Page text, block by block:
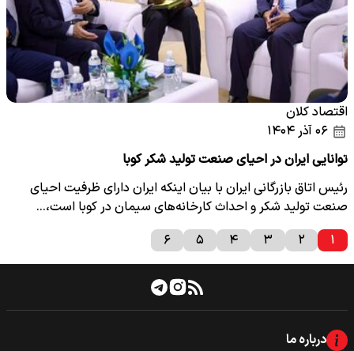
اقتصاد کلان
توانایی ایران در احیای صنعت تولید شکر کوبا
رئیس اتاق بازرگانی ایران با بیان اینکه ایران دارای ظرفیت احیای
صنعت تولید شکر و احداث کارخانه‌های سیمان در کوبا است،…
۱
۲ ۳ ۴ ۵ ۶
درباره ما